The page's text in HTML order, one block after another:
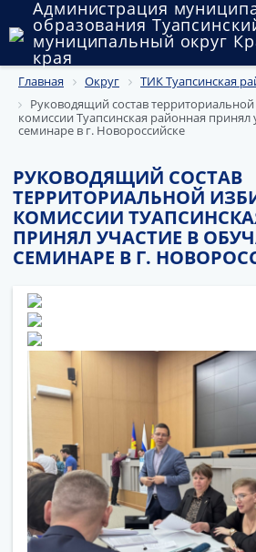
Администрация
образования
муниципальный округ
края
Округ
Администрация
Муниципальные закупки
Государственный и
Муниципальное имущество
Документы
Главная Округ ТИК Туапсинская
Руководящий состав
комиссии Туапсинская районная
семинаре в г. Новороссийске
РУКОВОДЯЩИЙ СОСТАВ
ТЕРРИТОРИАЛЬНОЙ
КОМИССИИ
ПРИНЯЛ УЧАСТИЕ В
СЕМИНАРЕ В Г.